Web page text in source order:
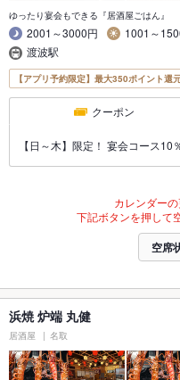
ゆったり宴会もできる『居酒屋ごはん』
2001～3000円
1001～
渡波駅
【アプリ予約限定】最大350ポイント還
クーポン
【日～木】限定！ 宴会コース10
カレンダーの
下記ボタンを押して
空席
浜焼 炉端 丸健
居酒屋 名取